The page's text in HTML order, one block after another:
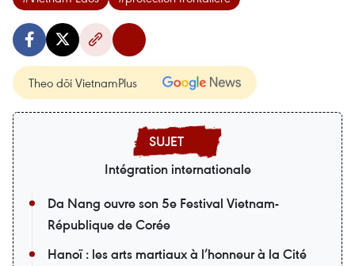
Theo dõi VietnamPlus
Intégration internationale
Da Nang ouvre son 5e Festival Vietnam-
République de Corée
Hanoï : les arts martiaux à l’honneur à la Cité